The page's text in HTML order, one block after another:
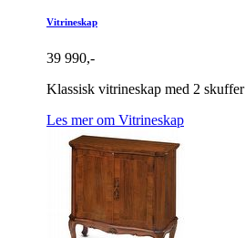
Vitrineskap
39 990,-
Klassisk vitrineskap med 2 skuffer
Les mer om Vitrineskap